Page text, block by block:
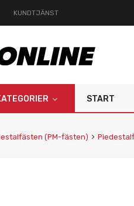
KUNDTJÄNST
START
(PM-fästen)